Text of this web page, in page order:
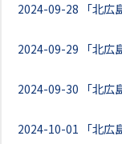
2024-09-28 「北
2024-09-29 「北
2024-09-30 「北
2024-10-01 「北